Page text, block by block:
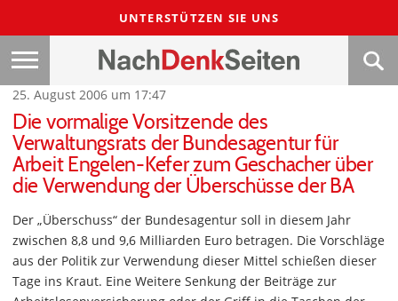
UNTERSTÜTZEN SIE UNS
25. August 2006 um 17:47
Die vormalige Vorsitzende des
Verwaltungsrats der Bundesagentur für
Arbeit Engelen-Kefer zum Geschacher über
die Verwendung der Überschüsse der BA
Der „Überschuss“ der Bundesagentur soll in diesem Jahr
zwischen 8,8 und 9,6 Milliarden Euro betragen. Die Vorschläge
aus der Politik zur Verwendung dieser Mittel schießen dieser
Tage ins Kraut. Eine Weitere Senkung der Beiträge zur